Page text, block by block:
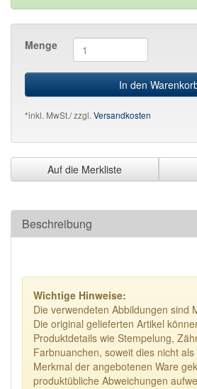
Menge
In den
*inkl. MwSt./ zzgl.Versandkosten
Auf die Merkliste
Beschreibung
Wichtige Hinweise:
Die verwendeten Abbildungen sind
Die original gelieferten Artikel
Produktdetails wie Stempelung,
Farbnuanchen, soweit dies nicht
Merkmal der angebotenen Ware
produktübliche Abweichungen